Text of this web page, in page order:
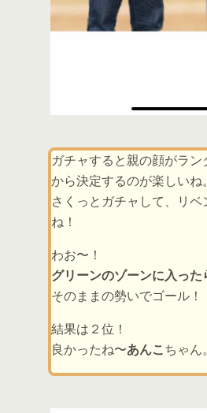
ガチャすると親の顔がラン
から決定するのが楽しいね
さくっとガチャして、リベ
ね！
わお〜！
グリーンのゾーンに入った
そのままの勢いでゴール！
結果は２位！
良かったね〜あんこ ちゃん